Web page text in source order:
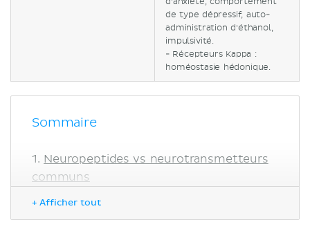
de type dépressif, auto-
administration d'éthanol,
impulsivité.
- Récepteurs Kappa :
homéostasie hédonique.
Sommaire
Neuropeptides vs neurotransmetteurs
communs
+ Afficher tout